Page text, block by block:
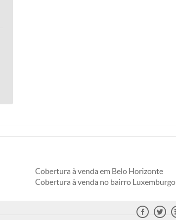
Cobertura à venda em Belo Horizonte
Cobertura à venda no bairro Luxemburgo